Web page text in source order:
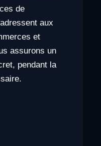
de
aux
et
assurons un
pendant la